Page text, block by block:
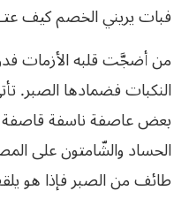
فباتيرينيالخصمكيف
من أضجَّت قلبه الأزمات
النكبات فضمادها الصبر.
بعض عاصفة ناسفة قاصفة
الحساد والشّامتون على
طائف من الصبر فإذا هو